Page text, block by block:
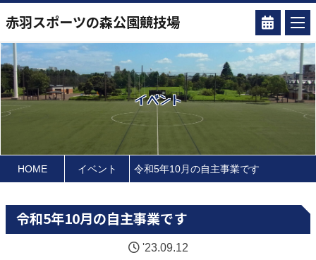
赤羽スポーツの森公園競技場
イベント
HOME イベント 令和5年10月の自主事業です
令和5年10月の自主事業です
'23.09.12